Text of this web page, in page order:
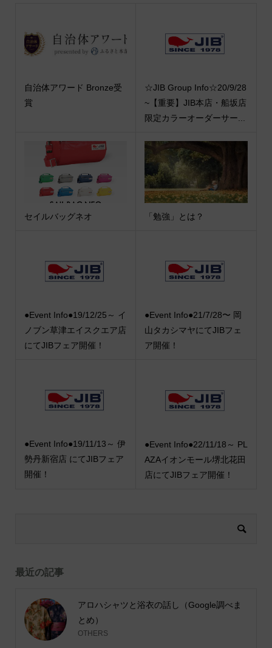
自治体アワード Bronze受
賞
☆JIB Group Info☆20/9/28
~【重要】JIB本店・船坂店
限定カラーオーダーサー...
セイルバッグネオ 「勉強」とは？
●Event Info●19/12/25～ イ
ノブン草津エイスクエア店
にてJIBフェア開催！
●Event Info●21/7/28〜 岡
山タカシマヤにてJIBフェ
ア開催！
●Event Info●19/11/13～ 伊
勢丹新宿店 にてJIBフェア
開催！
●Event Info●22/11/18～ PL
AZAイオンモール堺北花田
店にてJIBフェア開催！
最近の記事
アロハシャツと浴衣の話し（Google調べま
とめ）
OTHERS